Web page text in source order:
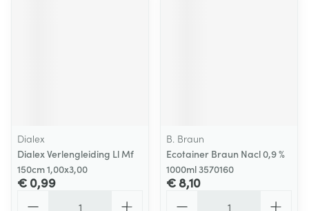
Dialex
Dialex Verlengleiding Ll Mf
150cm 1,00x3,00
€ 0,99
B. Braun
Ecotainer Braun Nacl 0,9 %
1000ml 3570160
€ 8,10